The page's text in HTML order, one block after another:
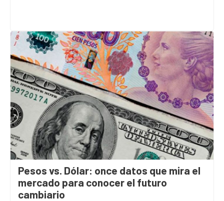
Pesos vs. Dólar: once datos que mira el
mercado para conocer el futuro
cambiario